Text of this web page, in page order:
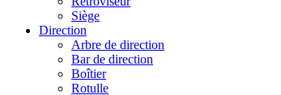
Siège
Direction
Arbre de direction
Bar de direction
Boîtier
Rotulle